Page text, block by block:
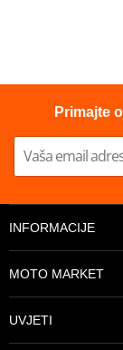
Primajte
INFORMACIJE
MOTO MARKET
UVJETI